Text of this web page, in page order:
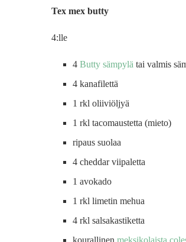
Tex mex butty
4:lle
4 Butty sämpylä tai valmis
4 kanafilettä
1 rkl oliiviöljyä
1 rkl tacomaustetta (mieto)
ripaus suolaa
4 cheddar viipaletta
1 avokado
1 rkl limetin mehua
4 rkl salsakastiketta
kourallinen meksikolaista